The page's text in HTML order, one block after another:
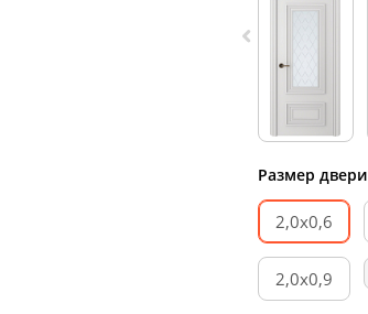
Размер двери
2,0х0,6
2,0х0,9